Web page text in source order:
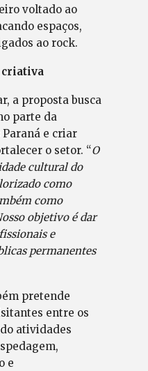
voltado ao
espaços,
ao rock.
criativa
a proposta busca
parte da
e criar
o setor. “O
cultural do
como
como
objetivo é dar
e
permanentes
pretende
entre os
atividades
e